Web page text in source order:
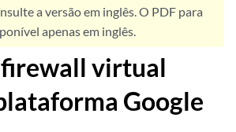
a versão em inglês. O PDF para
apenas em inglês.
virtual
Google